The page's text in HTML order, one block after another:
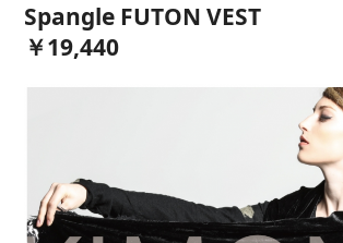
Spangle FUTON VEST
￥19,440